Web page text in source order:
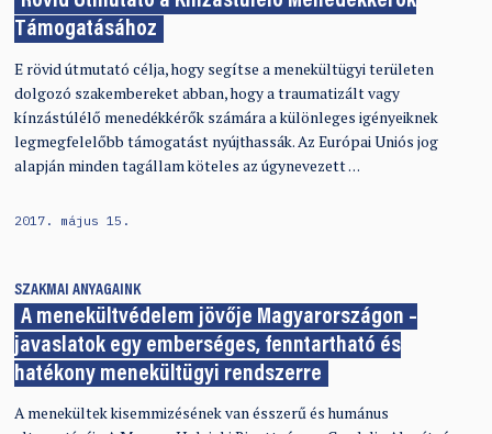
Támogatásához
E rövid útmutató célja, hogy segítse a menekültügyi területen
dolgozó szakembereket abban, hogy a traumatizált vagy
kínzástúlélő menedékkérők számára a különleges igényeiknek
legmegfelelőbb támogatást nyújthassák. Az Európai Uniós jog
alapján minden tagállam köteles az úgynevezett …
2017. május 15.
SZAKMAI ANYAGAINK
A menekültvédelem jövője Magyarországon –
javaslatok egy emberséges, fenntartható és
hatékony menekültügyi rendszerre
A menekültek kisemmizésének van ésszerű és humánus